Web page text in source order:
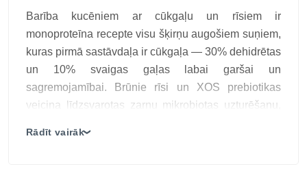
Barība kucēniem ar cūkgaļu un rīsiem ir
monoproteīna recepte visu šķirņu augošiem suņiem,
kuras pirmā sastāvdaļa ir cūkgaļa — 30% dehidrētas
un 10% svaigas gaļas labai garšai un
sagremojamībai. Brūnie rīsi un XOS prebiotikas
veicina līdzsvarotas zarnu mikrobiotas uzturēšanu,
Rādīt vairāk❯